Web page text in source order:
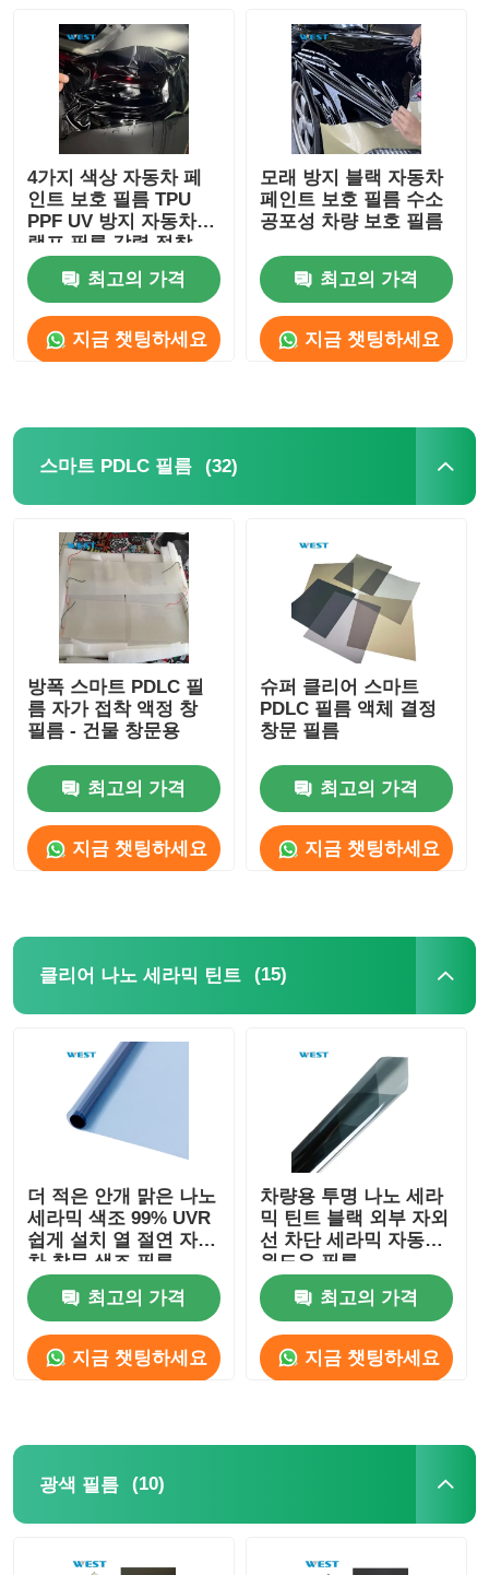
공장 투어
품질 관리
연락처
뉴스
모든 케이스
자동차 도료 보호막
스마트 PDLC 필름
클리어 나노 세라믹 틴트
광색 필름
스마트 pdlc 유리
접합 유리 PVB 중간막
4가지 색상 자동차 페
인트 보호 필름 TPU
PPF UV 방지 자동차
램프 필름 강력 접착
최고의 가격
지금 챗팅하세요
모래 방지 블랙 자동차
페인트 보호 필름 수소
공포성 차량 보호 필름
최고의 가격
지금 챗팅하세요
스마트 PDLC 필름 (32)
방폭 스마트 PDLC 필
름 자가 접착 액정 창
필름 - 건물 창문용
최고의 가격
지금 챗팅하세요
슈퍼 클리어 스마트
PDLC 필름 액체 결정
창문 필름
최고의 가격
지금 챗팅하세요
클리어 나노 세라믹 틴트 (15)
더 적은 안개 맑은 나노
세라믹 색조 99% UVR
쉽게 설치 열 절연 자동
차 창문 색조 필름
최고의 가격
지금 챗팅하세요
차량용 투명 나노 세라
믹 틴트 블랙 외부 자외
선 차단 세라믹 자동차
윈도우 필름
최고의 가격
지금 챗팅하세요
광색 필름 (10)